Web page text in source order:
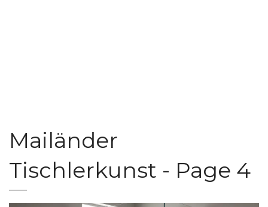
Mailänder
Tischlerkunst - Page 4